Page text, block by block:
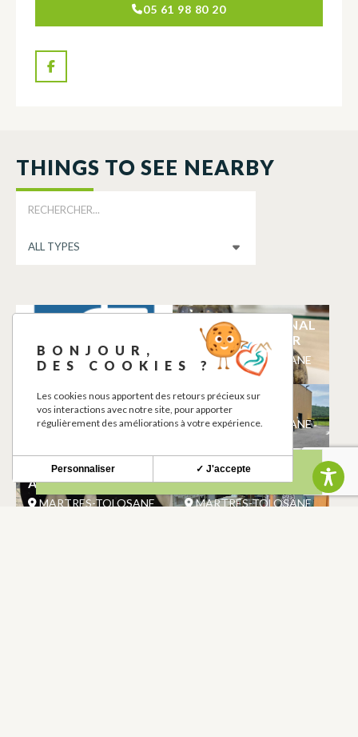
05 61 98 80 20
THINGS TO SEE NEARBY
MARTRES-TOLOSANE
DORINE CAVAGNAL
TERRES D’AVENIR
MARTRES-TOLOSANE
MAUVAISE GRAINE
TATTOO SHOP
PHARMACIE
MARTRES-TOLOSANE
AD PIERRE
MARTRES-TOLOSANE
DIVIN BAZAR
MARTRES-TOLOSANE
BONJOUR,
DES COOKIES ?
Les cookies nous apportent des retours précieux sur
vos interactions avec notre site, pour apporter
régulièrement des améliorations à votre expérience.
✓ J'accepte
Personnaliser